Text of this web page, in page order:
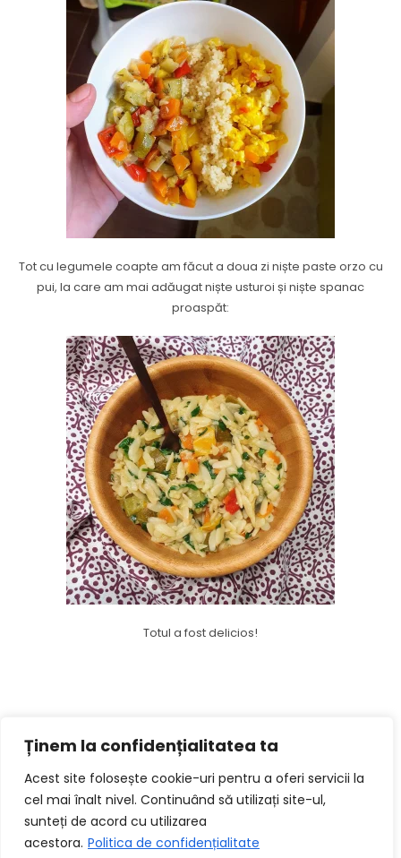
Ținem la confidențialitatea ta
Acest site folosește cookie-uri pentru a oferi servicii la
cel mai înalt nivel. Continuând să utilizați site-ul,
sunteți de acord cu utilizarea
acestora. Politica de confidențialitate
Tot cu legumele coapte am făcut a doua zi niște paste orzo cu
pui, la care am mai adăugat niște usturoi și niște spanac
proaspăt:
Totul a fost delicios!
Budincă de cozonac